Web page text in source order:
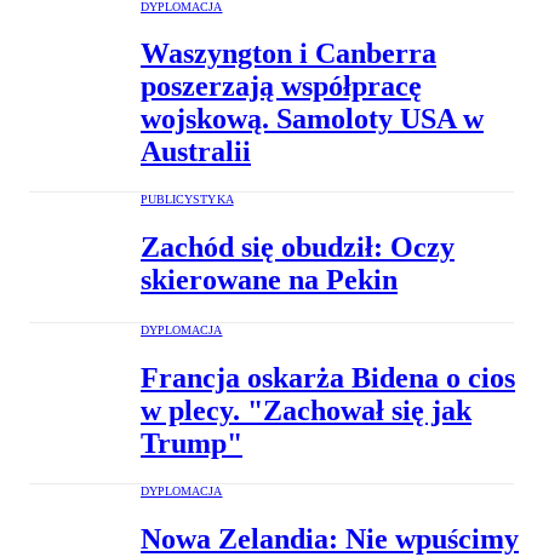
DYPLOMACJA
Waszyngton i Canberra
poszerzają współpracę
wojskową. Samoloty USA w
Australii
PUBLICYSTYKA
Zachód się obudził: Oczy
skierowane na Pekin
DYPLOMACJA
Francja oskarża Bidena o cios
w plecy. "Zachował się jak
Trump"
DYPLOMACJA
Nowa Zelandia: Nie wpuścimy